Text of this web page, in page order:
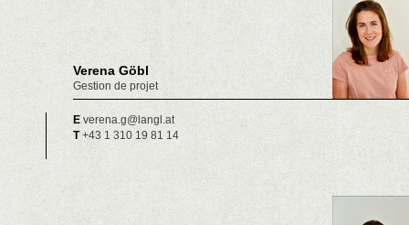
Verena Göbl
Gestion de projet
E verena.g@langl.at
T+43 1 310 19 81 14